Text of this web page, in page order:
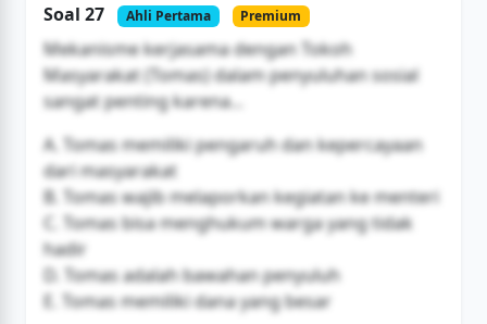
Buka Akses
Soal 27 Ahli Pertama Premium
Mekanisme kerjasama dengan Tokoh
Masyarakat (Tomas) dalam penyuluhan sosial
sangat penting karena...
A. Tomas memiliki pengaruh dan kepercayaan
dari masyarakat
B. Tomas wajib melaporkan kegiatan ke menteri
C. Tomas bisa menghukum warga yang tidak
hadir
D. Tomas adalah bawahan penyuluh
E. Tomas memiliki dana yang besar